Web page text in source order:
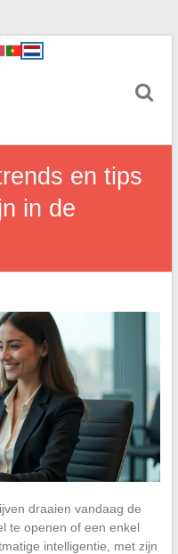
en tips
in de
draaien vandaag de
te openen of een enkel
intelligentie, met zijn